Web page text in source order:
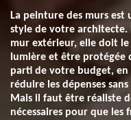
La peinture des murs
style de votre
mur extérieur, elle doit le
lumière et être protégée
parti de votre budget, en
réduire les dépenses
Mais il faut être réaliste
nécessaires pour que les